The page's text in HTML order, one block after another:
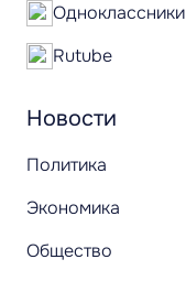
Новости
Политика
Экономика
Общество
Одноклассники
Rutube